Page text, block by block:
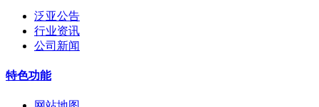
泛亚公告
行业资讯
公司新闻
特色功能